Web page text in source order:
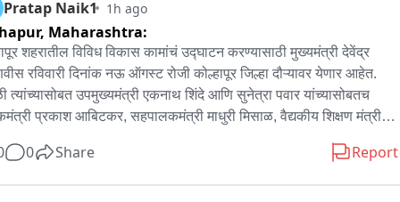
मिळालं असून फेटाळणीचं प्रमाण अत्यल्प आहे.
Pratap Naik1 1h ago
Maharashtra:
शहरातील विविध विकास कामांचं उद्घाटन करण्यासाठी मुख्यमंत्री देवेंद्र
रविवारी दिनांक नऊ ऑगस्ट रोजी कोल्हापूर जिल्हा दौऱ्यावर येणार आहेत.
त्यांच्यासोबत उपमुख्यमंत्री एकनाथ शिंदे आणि सुनेत्रा पवार यांच्यासोबतच
प्रकाश आबिटकर, सहपालकमंत्री माधुरी मिसाळ, वैद्यकीय शिक्षण मंत्री
उपस्थित राहणार आहेत. सांगली जिल्ह्यातील कार्यक्रम आटोपल्यानंतर
0 Share Report